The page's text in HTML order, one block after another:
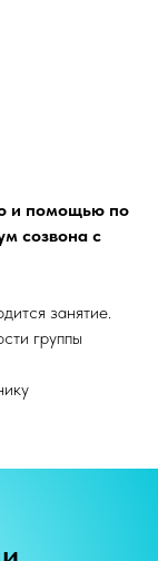
и помощью по
созвона с
занятие.
группы